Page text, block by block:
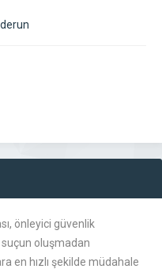
önleyici güvenlik
suçun oluşmadan
en hızlı şekilde müdahale